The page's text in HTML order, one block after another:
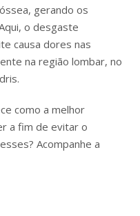
gerando os
o desgaste
causa dores nas
na região lombar, no
como a melhor
a fim de evitar o
Acompanhe a